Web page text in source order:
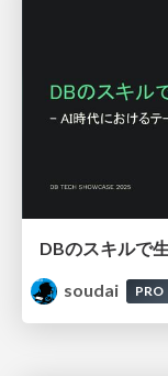
soudai
PRO